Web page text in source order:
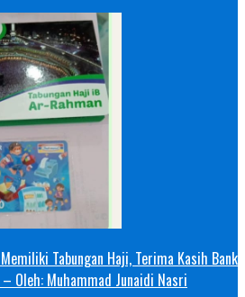
Tabungan Haji, Terima Kasih Bank
Oleh: Muhammad Junaidi Nasri